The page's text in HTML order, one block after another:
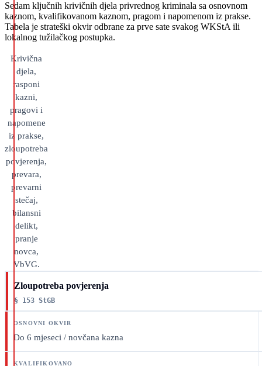
Sedam ključnih krivičnih djela privrednog kriminala sa osnovnom
kaznom, kvalifikovanom kaznom, pragom i napomenom iz prakse.
Tabela je strateški okvir odbrane za prve sate svakog WKStA ili
lokalnog tužilačkog postupka.
Krivična
djela,
rasponi
kazni,
pragovi i
napomene
iz prakse,
zloupotreba
povjerenja,
prevara,
prevarni
stečaj,
bilansni
delikt,
pranje
novca,
VbVG.
Zloupotreba povjerenja
§ 153 StGB
Do 6 mjeseci / novčana kazna